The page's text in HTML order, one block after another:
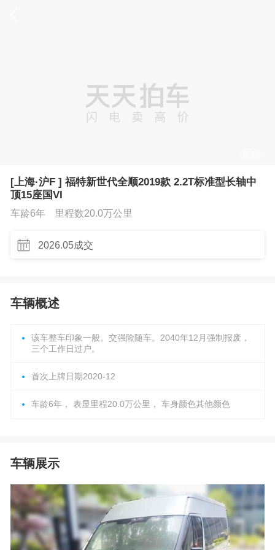
[上海·沪F ] 福特新世代全顺2019款 2.2T标准型长轴中
顶15座国VI
车龄6年 里程数20.0万公里
2026.05成交
车辆概述
该车整车印象一般。交强险随车。2040年12月强制报废，
三个工作日过户。
首次上牌日期2020-12
车龄6年， 表显里程20.0万公里， 车身颜色其他颜色
车辆展示